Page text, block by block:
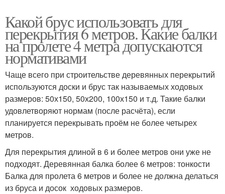
Какой брус использовать для
перекрытия 6 метров. Какие балки
на пролете 4 метра допускаются
нормативами
Чаще всего при строительстве деревянных перекрытий
используются доски и брус так называемых ходовых
размеров: 50х150, 50х200, 100х150 и т.д. Такие балки
удовлетворяют нормам (после расчёта), если
планируется перекрывать проём не более четырех
метров.
Для перекрытия длиной в 6 и более метров они уже не
подходят. Деревянная балка более 6 метров: тонкости
Балка для пролета 6 метров и более не должна делаться
из бруса и досок ходовых размеров.